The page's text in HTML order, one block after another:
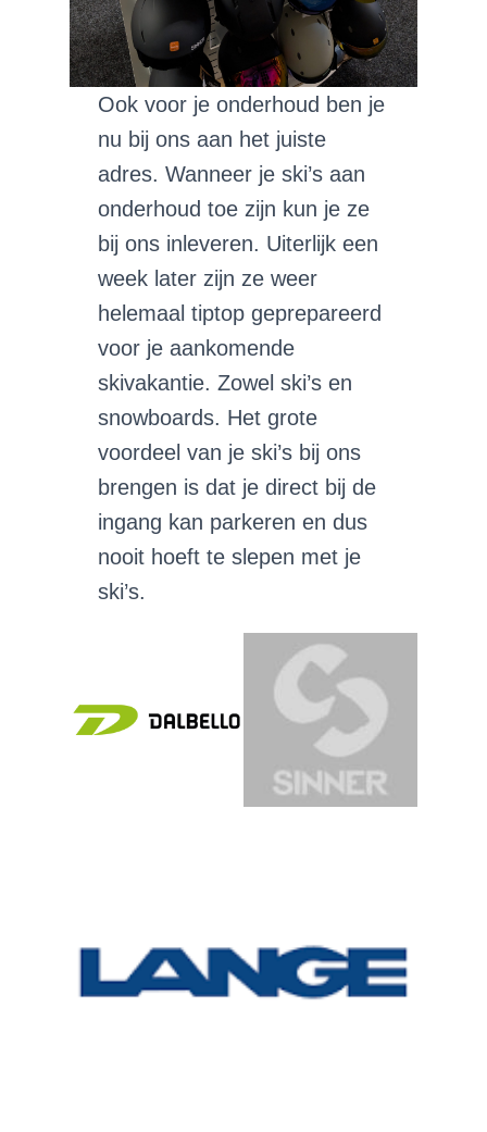
Ook voor je onderhoud ben je
nu bij ons aan het juiste
adres. Wanneer je ski’s aan
onderhoud toe zijn kun je ze
bij ons inleveren. Uiterlijk een
week later zijn ze weer
helemaal tiptop geprepareerd
voor je aankomende
skivakantie. Zowel ski’s en
snowboards. Het grote
voordeel van je ski’s bij ons
brengen is dat je direct bij de
ingang kan parkeren en dus
nooit hoeft te slepen met je
ski’s.